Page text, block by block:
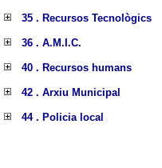
35 . Recursos Tecnològics
36 . A.M.I.C.
40 . Recursos humans
42 . Arxiu Municipal
44 . Policia local